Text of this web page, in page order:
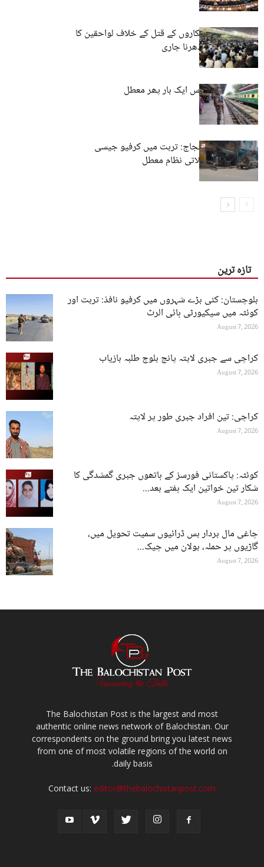
کوئٹہ: پولیس اہلکاروں کے قتل کے خلاف لواحقین کا
لاشوں کے ہمراہ دھرنا جاری
کوئٹہ: ٹرین سروس ایک بار پھر معطل
بی وائی سی احتجاج: تربت میں کرفیو جیسی
صورتحال، مواصلاتی نظام معطل
تازہ ترین
بلوچستان: کئی بڑے شہروں میں کرفیو نافذ: تربت اور
کوئٹہ میں سیکیورٹی ہائی الرٹ
August 7, 2026
کراچی سے جبری لاپتہ پانچ بلوچ طلبہ بازیاب
August 7, 2026
کراچی: تین افراد جبری طور پر لاپتہ
August 7, 2026
کوئٹہ: پاکستانی فورسز کے ہاتھوں جبری گمشدگی کا
شکار تین خواتین ایک ہفتے بعد...
August 7, 2026
چاغی مال بردار بس ڈرائیوں سمیت تحویل میں،
گاڑیوں پر حملہ، بولان میں چیک...
August 7, 2026
The Balochistan Post is the largest and most
authentic online news network of Balochistan. Our
correspondents on the ground bring you latest news
from one of most volatile regions of the world on
daily basis.
Contact us: editor@thebalochistanpost.com